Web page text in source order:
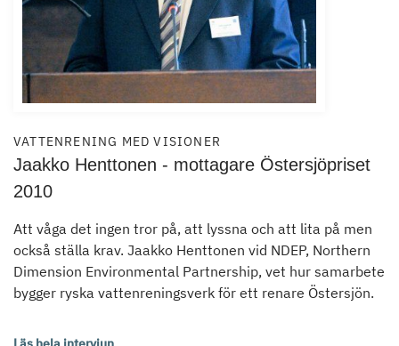
VATTENRENING MED VISIONER
Jaakko Henttonen - mottagare Östersjöpriset
2010
Att våga det ingen tror på, att lyssna och att lita på men
också ställa krav. Jaakko Henttonen vid NDEP, Northern
Dimension Environmental Partnership, vet hur samarbete
bygger ryska vattenreningsverk för ett renare Östersjön.